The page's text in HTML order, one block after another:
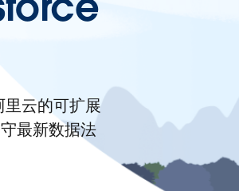
云的可扩展
最新数据法